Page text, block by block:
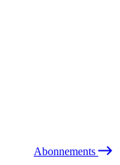
Abonnements